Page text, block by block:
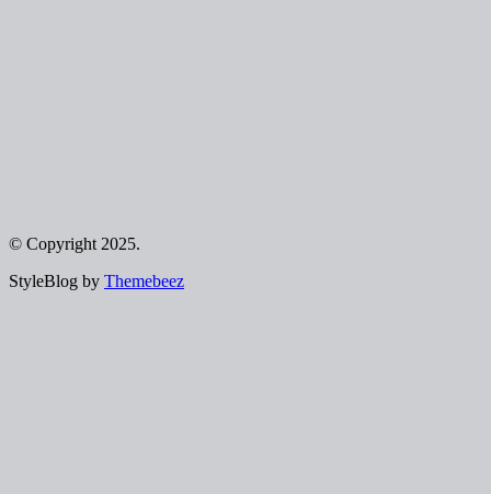
© Copyright 2025.
StyleBlog by Themebeez